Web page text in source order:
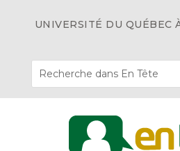
UNIVERSITÉ DU QUÉBEC